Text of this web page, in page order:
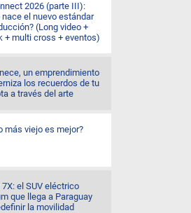
2026 (parte III):
nace el nuevo estándar
(Long video +
+ multi cross + eventos)
un emprendimiento
los recuerdos de tu
a través del arte
más viejo es mejor?
7X: el SUV eléctrico
que llega a Paraguay
la movilidad